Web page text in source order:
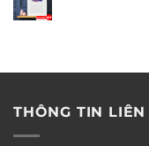
THÔNG TIN LIÊN